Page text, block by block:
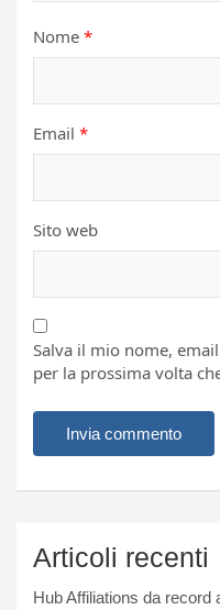
Nome *
Email *
Sito web
Salva il mio nome,
per la prossima volta
Articoli recenti
Hub Affiliations da record